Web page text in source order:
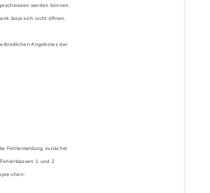
werden können.
lässt sich nicht öffnen,
Angebotes der
Fehlermeldung zunächst
1 und 2
chen: